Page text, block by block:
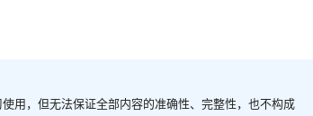
用，但无法保证全部内容的准确性、完整性，也不构成